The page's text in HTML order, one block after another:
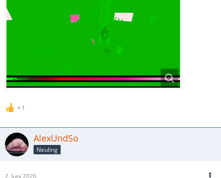
1
AlexUndSo
Neuling
2. Juni 2026